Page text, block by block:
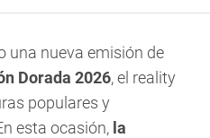
una nueva emisión de
Dorada 2026, el reality
populares y
esta ocasión, la